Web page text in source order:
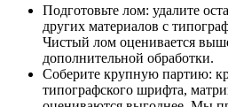
Подготовьте лом: удалите
других материалов с
Чистый лом оценивается
дополнительной обработки.
Соберите крупную партию:
типографского шрифта,